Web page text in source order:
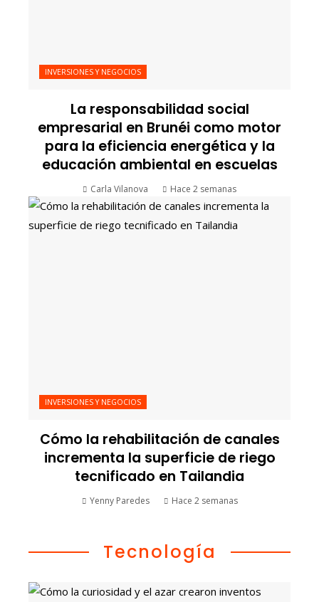
INVERSIONES Y NEGOCIOS
La responsabilidad social
empresarial en Brunéi como motor
para la eficiencia energética y la
educación ambiental en escuelas
Carla Vilanova Hace 2 semanas
INVERSIONES Y NEGOCIOS
Cómo la rehabilitación de canales
incrementa la superficie de riego
tecnificado en Tailandia
Yenny Paredes Hace 2 semanas
Tecnología